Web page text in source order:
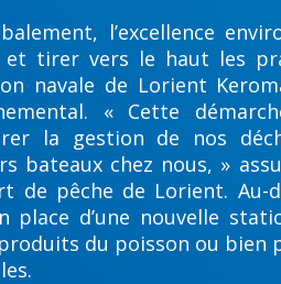
l’excellence
et tirer vers le haut les
navale de Lorient
« Cette
la gestion de nos
chez nous, »
de pêche de Lorient.
place d’une nouvelle
du poisson ou bien